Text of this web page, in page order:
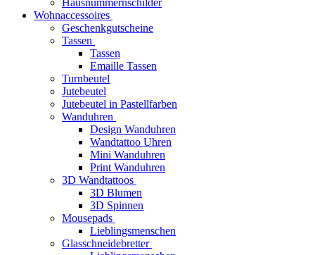
Hausnummernschilder
Wohnaccessoires
Geschenkgutscheine
Tassen
Tassen
Emaille Tassen
Turnbeutel
Jutebeutel
Jutebeutel in Pastellfarben
Wanduhren
Design Wanduhren
Wandtattoo Uhren
Mini Wanduhren
Print Wanduhren
3D Wandtattoos
3D Blumen
3D Spinnen
Mousepads
Lieblingsmenschen
Glasschneidebretter